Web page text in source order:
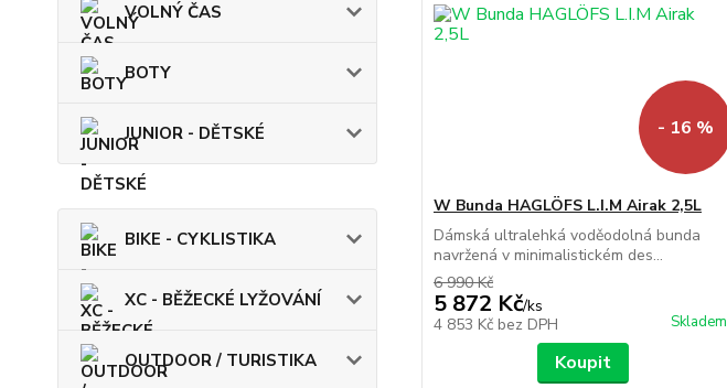
VOLNÝ ČAS
BOTY
JUNIOR - DĚTSKÉ
BIKE - CYKLISTIKA
XC - BĚŽECKÉ LYŽOVÁNÍ
OUTDOOR / TURISTIKA
- 16 %
W Bunda HAGLÖFS L.I.M Airak 2,5L
Dámská ultralehká voděodolná bunda
navržená v minimalistickém des...
6 990 Kč
5 872 Kč/ks
4 853 Kč bez DPH Skladem
Koupit